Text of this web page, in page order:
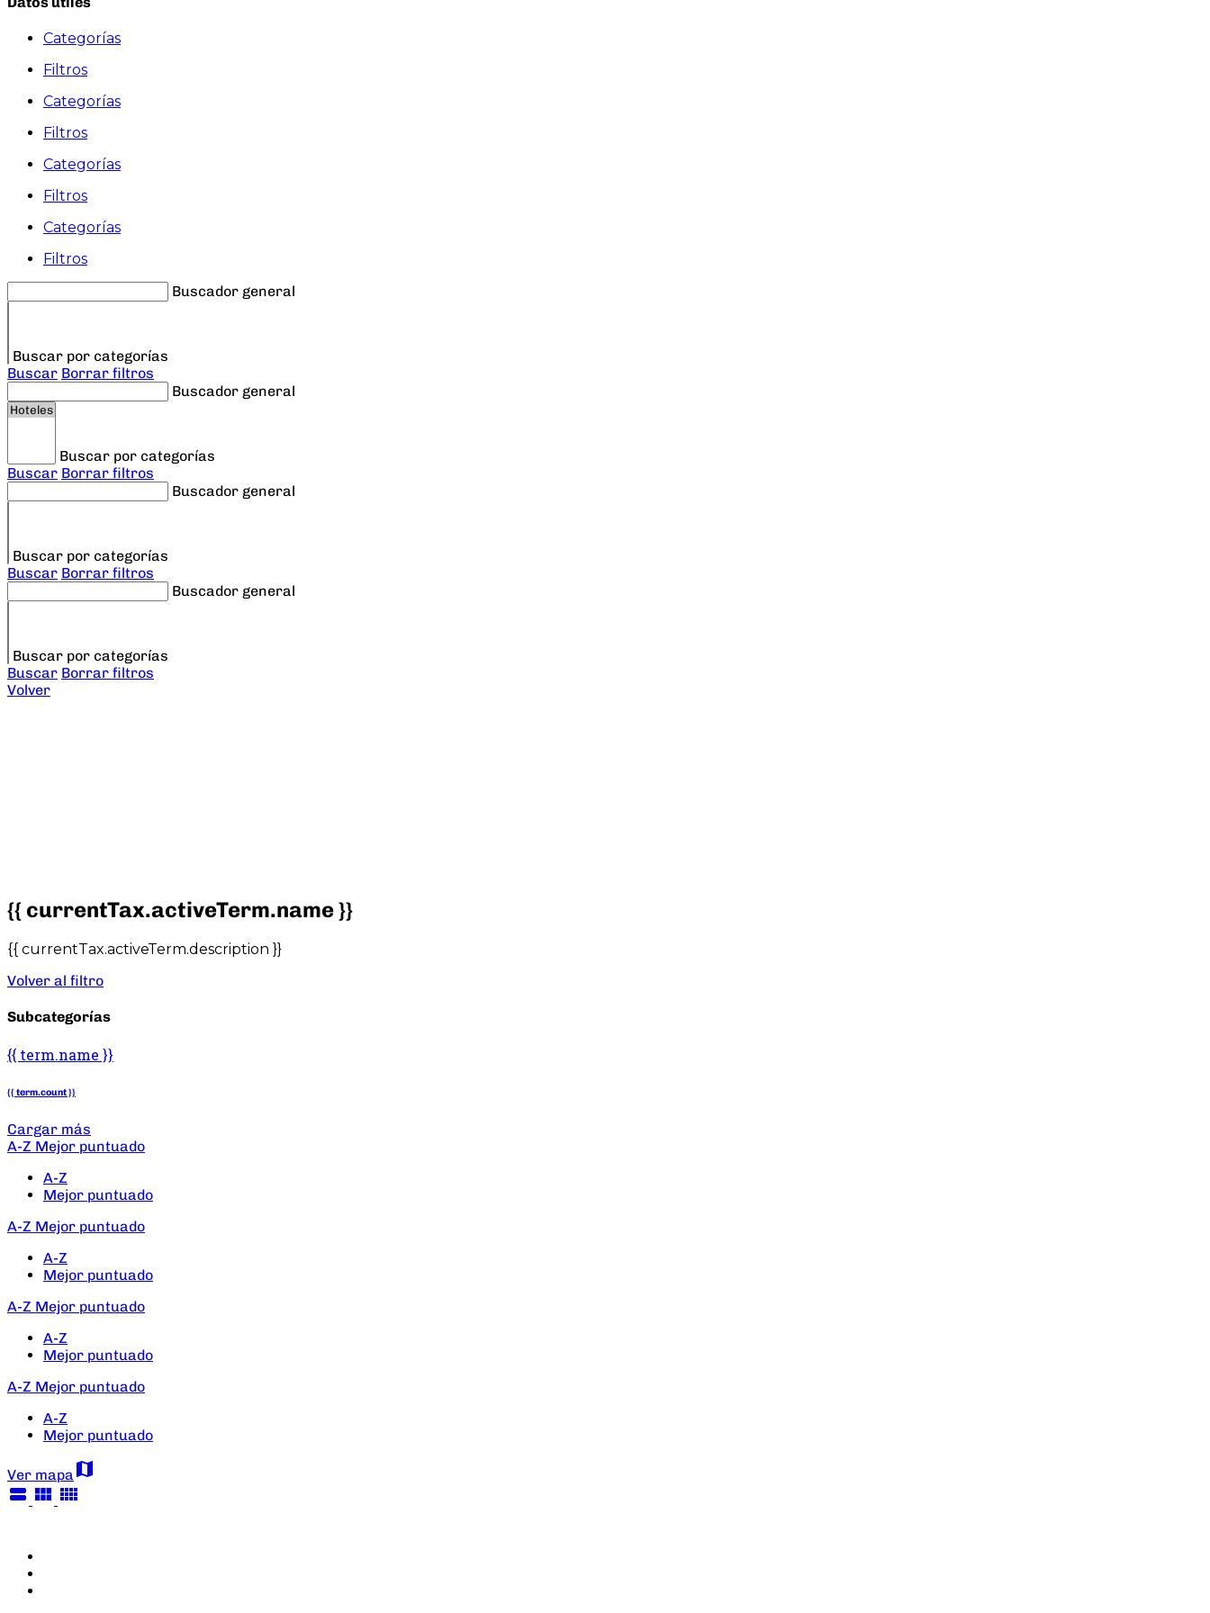
Categorías
Filtros
Categorías
Filtros
Categorías
Filtros
Categorías
Filtros
Buscador general
Buscar por categorías
Buscar Borrar filtros
Buscador general
Buscar por categorías
Buscar Borrar filtros
Buscador general
Buscar por categorías
Buscar Borrar filtros
Buscador general
Buscar por categorías
Buscar Borrar filtros
Volver
{{ currentTax.activeTerm.name }}
{{ currentTax.activeTerm.description }}
Volver al filtro
Subcategorías
{{ term.name }}
{{ term.count }}
Cargar más
A-Z Mejor puntuado
A-Z
Mejor puntuado
A-Z Mejor puntuado
A-Z
Mejor puntuado
A-Z Mejor puntuado
A-Z
Mejor puntuado
A-Z Mejor puntuado
A-Z
Mejor puntuado
Ver mapa map
view_stream view_module view_comfy